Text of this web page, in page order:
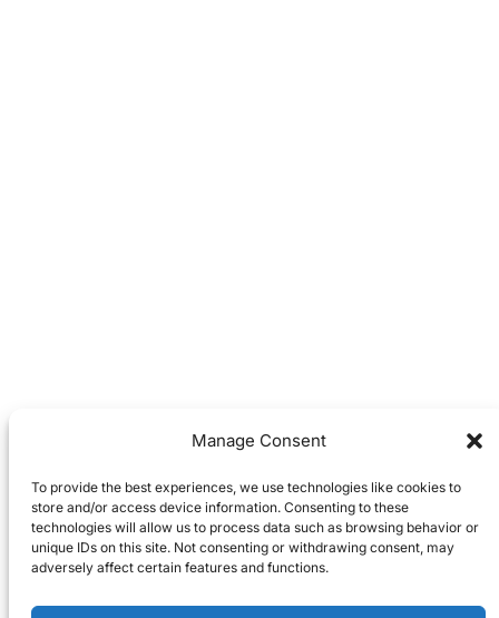
Manage Consent
To provide the best experiences, we use technologies like cookies to
store and/or access device information. Consenting to these
technologies will allow us to process data such as browsing behavior or
unique IDs on this site. Not consenting or withdrawing consent, may
adversely affect certain features and functions.